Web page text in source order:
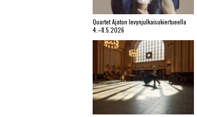
Quartet Ajaton levynjulkaisukiertueella
4.–8.5.2026